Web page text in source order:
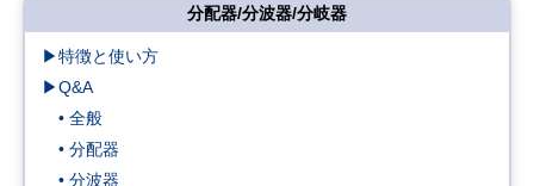
分配器/分波器/分岐器
▶特徴と使い方
▶Q&A
• 全般
• 分配器
• 分波器